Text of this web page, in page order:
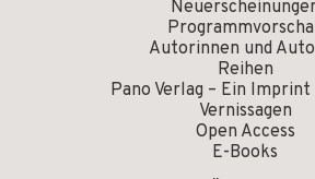
Autorinnen und
Reihen
Pano Verlag – Ein Imprint
Vernissagen
Open Access
E-Books